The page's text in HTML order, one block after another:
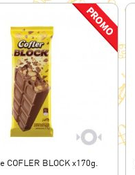
COFLER BLOCK x170g.